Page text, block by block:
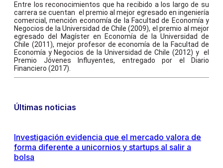
Entre los reconocimientos que ha recibido a los largo de su
carrera se cuentan el premio al mejor egresado en ingeniería
comercial, mención economía de la Facultad de Economía y
Negocios de la Universidad de Chile (2009), el premio al mejor
egresado del Magíster en Economía de la Universidad de
Chile (2011), mejor profesor de economía de la Facultad de
Economía y Negocios de la Universidad de Chile (2012) y el
Premio Jóvenes Influyentes, entregado por el Diario
Financiero (2017).
Últimas noticias
Investigación evidencia que el mercado valora de
forma diferente a unicornios y startups al salir a
bolsa